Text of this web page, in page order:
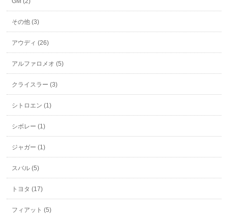
その他 (3)
アウディ (26)
アルファロメオ (5)
クライスラー (3)
シトロエン (1)
シボレー (1)
ジャガー (1)
スバル (5)
トヨタ (17)
フィアット (5)